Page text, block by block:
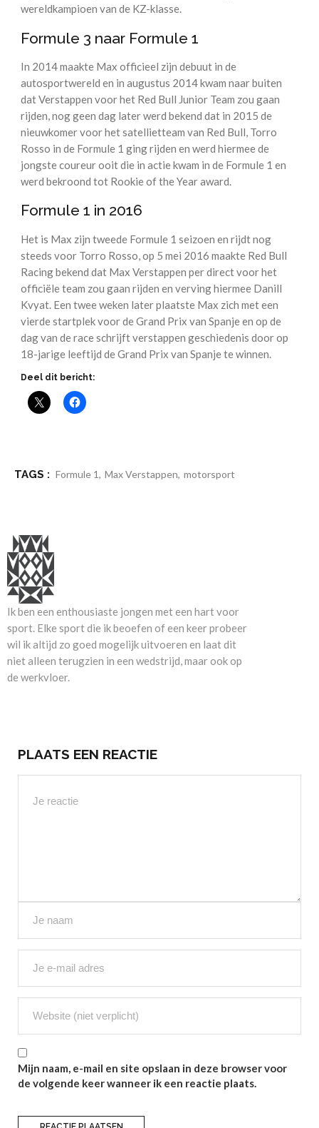
wereldkampioen van de KZ-klasse.
Formule 3 naar Formule 1
In 2014 maakte Max officieel zijn debuut in de
autosportwereld en in augustus 2014 kwam naar buiten
dat Verstappen voor het Red Bull Junior Team zou gaan
rijden, nog geen dag later werd bekend dat in 2015 de
nieuwkomer voor het satellietteam van Red Bull, Torro
Rosso in de Formule 1 ging rijden en werd hiermee de
jongste coureur ooit die in actie kwam in de Formule 1 en
werd bekroond tot Rookie of the Year award.
Formule 1 in 2016
Het is Max zijn tweede Formule 1 seizoen en rijdt nog
steeds voor Torro Rosso, op 5 mei 2016 maakte Red Bull
Racing bekend dat Max Verstappen per direct voor het
officiële team zou gaan rijden en verving hiermee Danill
Kvyat. Een twee weken later plaatste Max zich met een
vierde startplek voor de Grand Prix van Spanje en op de
dag van de race schrijft verstappen geschiedenis door op
18-jarige leeftijd de Grand Prix van Spanje te winnen.
Deel dit bericht:
TAGS : Formule 1, Max Verstappen, motorsport
Ik ben een enthousiaste jongen met een hart voor
sport. Elke sport die ik beoefen of een keer probeer
wil ik altijd zo goed mogelijk uitvoeren en laat dit
niet alleen terugzien in een wedstrijd, maar ook op
de werkvloer.
PLAATS EEN REACTIE
Mijn naam, e-mail en site opslaan in deze browser voor
de volgende keer wanneer ik een reactie plaats.